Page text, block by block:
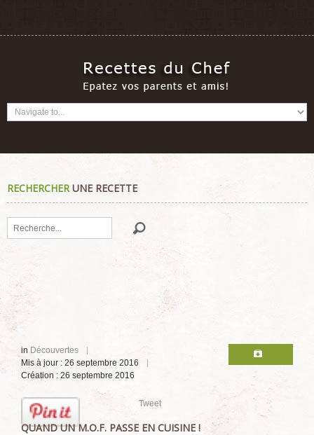
RECHERCHERUNE RECETTE
Rechercher
in Découvertes
Mis à jour : 26 septembre 2016
Création : 26 septembre 2016
Tweet
QUAND UN M.O.F. PASSE EN CUISINE !